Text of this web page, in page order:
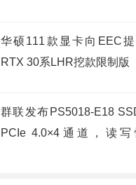
华硕111款显卡向EEC
RTX 30系LHR挖款限制版
群联发布PS5018-E18
PCIe 4.0×4通道，读